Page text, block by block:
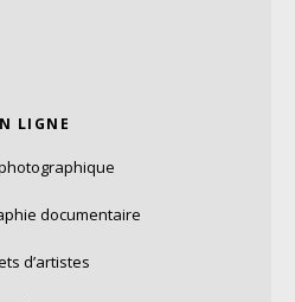
LIGNE
documentaire
d’artistes